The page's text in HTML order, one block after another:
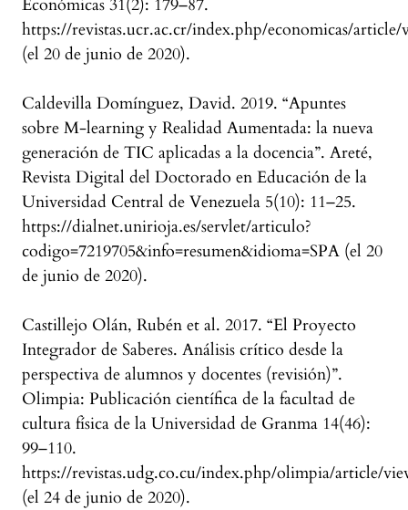
Económicas 31(2): 179–87.
https://revistas.ucr.ac.cr/index.php/economicas/article/
(el 20 de junio de 2020).
Caldevilla Domínguez, David. 2019. “Apuntes
sobre M-learning y Realidad Aumentada: la nueva
generación de TIC aplicadas a la docencia”. Areté,
Revista Digital del Doctorado en Educación de la
Universidad Central de Venezuela 5(10): 11–25.
https://dialnet.unirioja.es/servlet/articulo?
codigo=7219705&info=resumen&idioma=SPA (el 20
de junio de 2020).
Castillejo Olán, Rubén et al. 2017. “El Proyecto
Integrador de Saberes. Análisis crítico desde la
perspectiva de alumnos y docentes (revisión)”.
Olimpia: Publicación científica de la facultad de
cultura física de la Universidad de Granma 14(46):
99–110.
https://revistas.udg.co.cu/index.php/olimpia/article/
(el 24 de junio de 2020).